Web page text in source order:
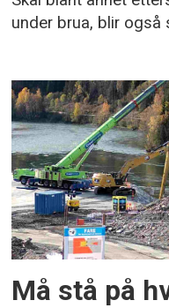
under brua, blir også
Må stå på